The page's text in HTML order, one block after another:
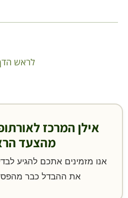
לראש הדף
אילן המרכז
מהצעד
אנו מזמינים אתכם להגיע
את ההבדל כבר